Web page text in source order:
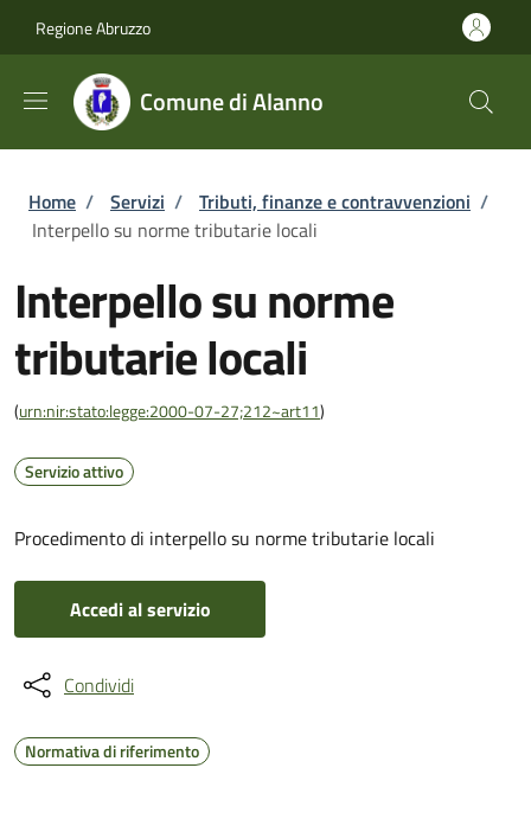
Regione Abruzzo
Comune di Alanno
Briciole di pane
Home / Servizi / Tributi, finanze e contravvenzioni /
Interpello su norme tributarie locali
Interpello su norme
tributarie locali
(urn:nir:stato:legge:2000-07-27;212~art11)
Servizio attivo
Procedimento di interpello su norme tributarie locali
Accedi al servizio
Condividi
Normativa di riferimento